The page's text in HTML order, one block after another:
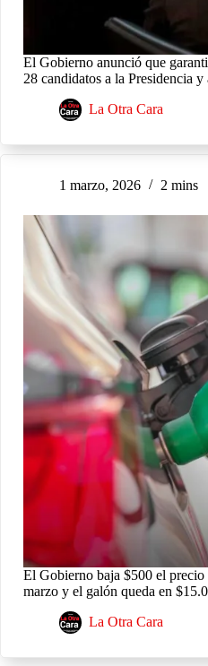
El Gobierno anunció que
28 candidatos a la Presidencia
La Otra Cara
1 marzo, 2026 2 mins
El Gobierno baja $500 el precio
marzo y el galón queda en
La Otra Cara